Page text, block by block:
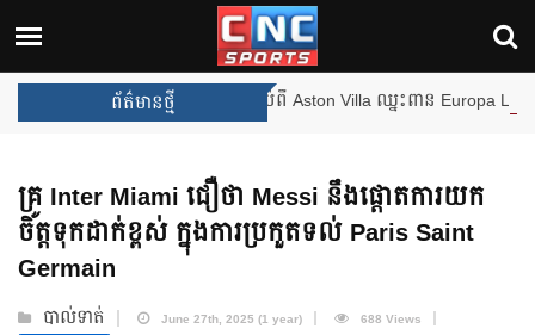
ព័ត៌មានថ្មី
ឈ្នះពានរង្វាន់បន្ថែមទៀត បន្ទាប់ពី Aston Villa ឈ្នះពាន Europa League
គ្រូ Inter Miami ជឿថា Messi នឹងផ្តោតការយក
ចិត្តទុកដាក់ខ្ពស់ ក្នុងការប្រកួតទល់ Paris Saint
Germain
បាល់ទាត់ June 27th, 2025 (1 year) 688 Views